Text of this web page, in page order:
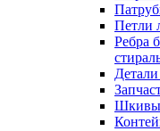
Петли
Ребра
Шкивы